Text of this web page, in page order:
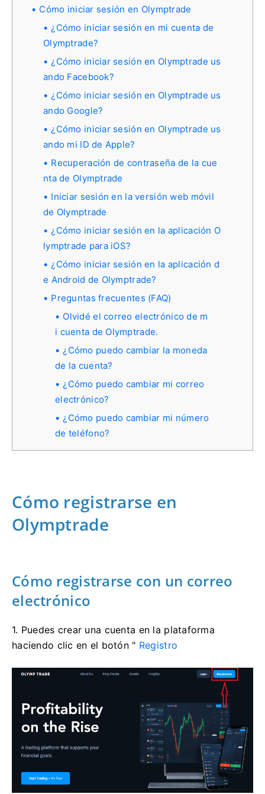
Cómo iniciar sesión en Olymptrade
¿Cómo iniciar sesión en mi cuenta de
Olymptrade?
¿Cómo iniciar sesión en Olymptrade us
ando Facebook?
¿Cómo iniciar sesión en Olymptrade us
ando Google?
¿Cómo iniciar sesión en Olymptrade us
ando mi ID de Apple?
Recuperación de contraseña de la cue
nta de Olymptrade
Iniciar sesión en la versión web móvil
de Olymptrade
¿Cómo iniciar sesión en la aplicación O
lymptrade para iOS?
¿Cómo iniciar sesión en la aplicación d
e Android de Olymptrade?
Preguntas frecuentes (FAQ)
Olvidé el correo electrónico de m
i cuenta de Olymptrade.
¿Cómo puedo cambiar la moneda
de la cuenta?
¿Cómo puedo cambiar mi correo
electrónico?
¿Cómo puedo cambiar mi número
de teléfono?
Cómo registrarse en
Olymptrade
Cómo registrarse con un correo
electrónico
1. Puedes crear una cuenta en la plataforma
haciendo clic en el botón " Registro